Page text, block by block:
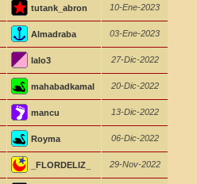
tutank_abron 10-Ene-2023
Almadraba 03-Ene-2023
lalo3 27-Dic-2022
mahabadkamal 20-Dic-2022
mancu 13-Dic-2022
Royma 06-Dic-2022
_FLORDELIZ_ 29-Nov-2022